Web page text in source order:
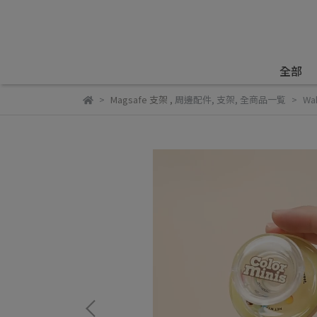
全部
Magsafe 支架 , 周邊配件, 支架, 全商品一覧